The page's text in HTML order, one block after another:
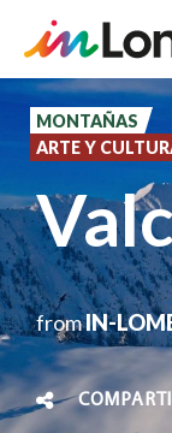
Pasar
contenido
principal
MONTAÑAS
ARTE Y
fromIN-